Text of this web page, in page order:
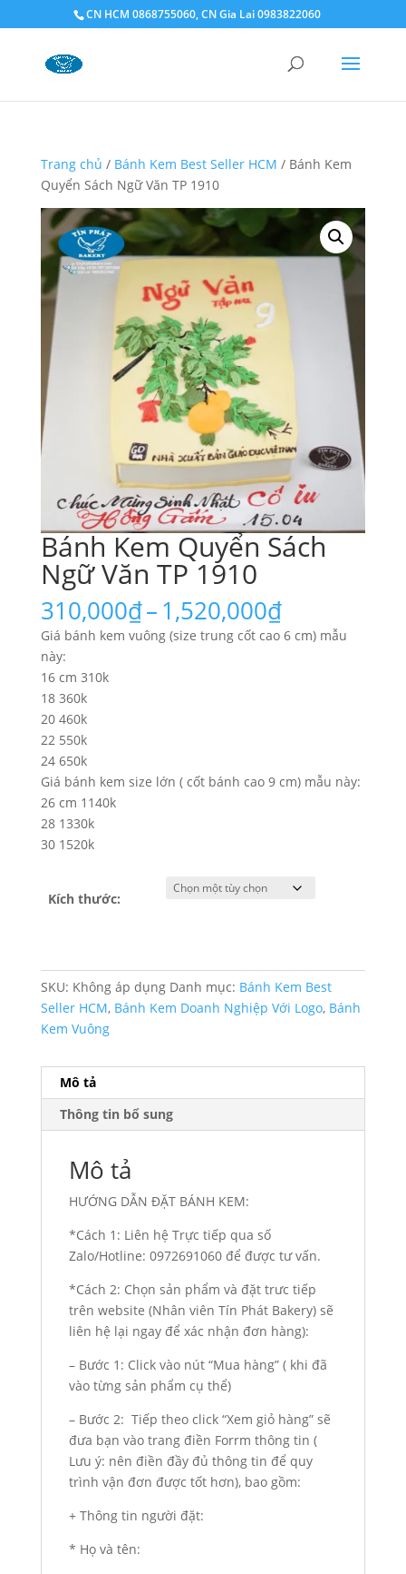
CN HCM 0868755060, CN Gia Lai 0983822060
Trang chủ / Bánh Kem Best Seller HCM / Bánh Kem
Quyển Sách Ngữ Văn TP 1910
Bánh Kem Quyển Sách
Ngữ Văn TP 1910
310,000₫–1,520,000₫Khoảng
giá:
từ
Giá bánh kem vuông (size trung cốt cao 6 cm) mẫu
này:
16 cm 310k
18 360k
20 460k
22 550k
24 650k
Giá bánh kem size lớn ( cốt bánh cao 9 cm) mẫu này:
26 cm 1140k
28 1330k
30 1520k
Kích thước:
SKU: Không áp dụng Danh mục: Bánh Kem Best
Seller HCM, Bánh Kem Doanh Nghiệp Với Logo, Bánh
Kem Vuông
Mô tả
Thông tin bổ sung
Mô tả
HƯỚNG DẪN ĐẶT BÁNH KEM:
*Cách 1: Liên hệ Trực tiếp qua số
Zalo/Hotline: 0972691060 để được tư vấn.
*Cách 2: Chọn sản phẩm và đặt trưc tiếp
trên website (Nhân viên Tín Phát Bakery) sẽ
liên hệ lại ngay để xác nhận đơn hàng):
– Bước 1: Click vào nút “Mua hàng” ( khi đã
vào từng sản phẩm cụ thể)
– Bước 2: Tiếp theo click “Xem giỏ hàng” sẽ
đưa bạn vào trang điền Forrm thông tin (
Lưu ý: nên điền đầy đủ thông tin để quy
trình vận đơn được tốt hơn), bao gồm:
+ Thông tin người đặt:
* Họ và tên: